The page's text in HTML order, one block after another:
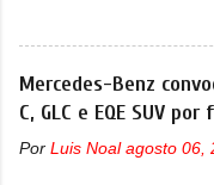
Em
bolsa
colisão
mostra
O
imagem
Mercedes-Benz
C, GLC e EQE SUV
Por Luis Noal agosto 06,